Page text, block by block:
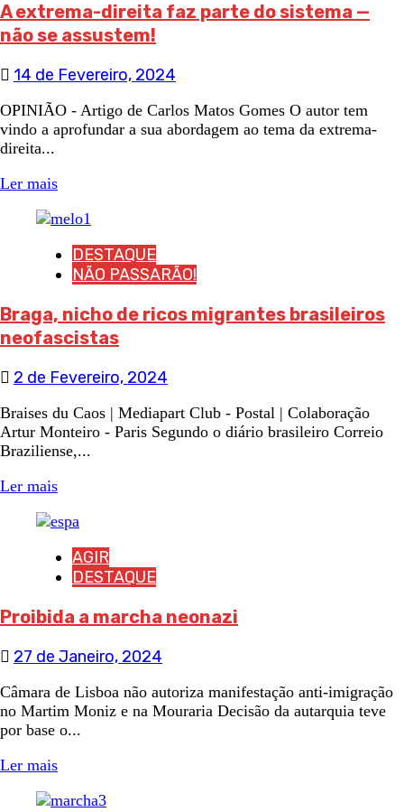
A extrema-direita faz parte do sistema —
não se assustem!
14 de Fevereiro, 2024
OPINIÃO - Artigo de Carlos Matos Gomes O autor tem
vindo a aprofundar a sua abordagem ao tema da extrema-
direita...
Ler mais
DESTAQUE
NÃO PASSARÃO!
Braga, nicho de ricos migrantes brasileiros
neofascistas
2 de Fevereiro, 2024
Braises du Caos | Mediapart Club - Postal | Colaboração
Artur Monteiro - Paris Segundo o diário brasileiro Correio
Braziliense,...
Ler mais
AGIR
DESTAQUE
Proibida a marcha neonazi
27 de Janeiro, 2024
Câmara de Lisboa não autoriza manifestação anti-imigração
no Martim Moniz e na Mouraria Decisão da autarquia teve
por base o...
Ler mais